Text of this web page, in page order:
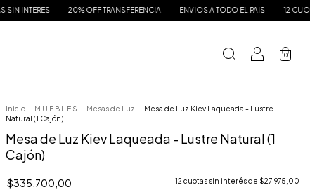
20% OFF TRANSFERENCIA ENVIOS A TODO EL PAIS 12 CUOTAS SIN INTERES
0
Inicio M U E B L E S Mesas de Luz
Mesa de Luz Kiev Laqueada - Lustre
Natural (1 Cajón)
Mesa de Luz Kiev Laqueada - Lustre Natural (1
Cajón)
$335.700,00 12 cuotas sin interés de $27.975,00